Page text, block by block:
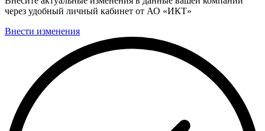
через удобный личный кабинет от АО «ИКТ»
Внести изменения